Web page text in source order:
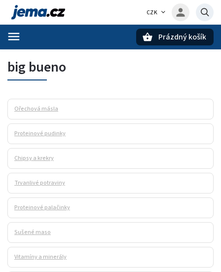
CZK
Prázdný košík
big bueno
Ořechová másla
Proteinové pudinky
Chipsy a krekry
Trvanlivé potraviny
Proteinové palačinky
Sušené maso
Vitamíny a minerály